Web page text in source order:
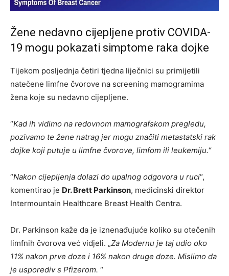
Žene nedavno cijepljene protiv COVIDA-
19 mogu pokazati simptome raka dojke
Tijekom posljednja četiri tjedna liječnici su primijetili
natečene limfne čvorove na screening mamogramima
žena koje su nedavno cijepljene.
“Kad ih vidimo na redovnom mamografskom pregledu,
pozivamo te žene natrag jer mogu značiti metastatski rak
dojke koji putuje u limfne čvorove, limfom ili leukemiju.“
“Nakon cijepljenja dolazi do upalnog odgovora u ruci“,
komentirao je Dr. Brett Parkinson, medicinski direktor
Intermountain Healthcare Breast Health Centra.
Dr. Parkinson kaže da je iznenađujuće koliko su otečenih
limfnih čvorova već vidjeli. „Za Modernu je taj udio oko
11% nakon prve doze i 16% nakon druge doze. Mislimo da
je usporediv s Pfizerom. “